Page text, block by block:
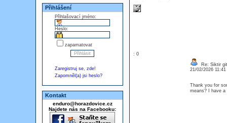
Přihlášení
Přihlašovací jméno:
Heslo:
zapamatovat
Zaregistruj se, zde!
Zapomněl(a) jsi heslo?
Kontakt
enduro@horazdovice.cz
Najdete nás na Facebooku:
: 0
Re: Siktir
21/02/2026
Thank you for
means? I have